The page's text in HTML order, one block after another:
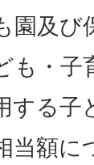
園及び
も・
する子
当額に